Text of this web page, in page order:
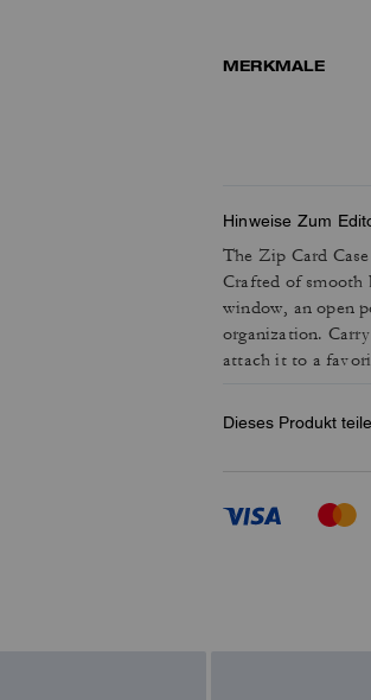
MERKMALE
Hinweise Zum
The Zip Card
Crafted of smooth
window, an open
organization.
attach it to a
Dieses Produkt